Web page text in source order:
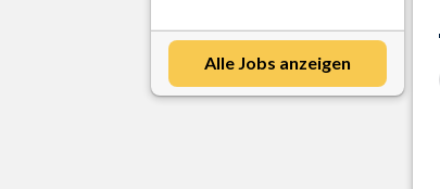
Alle Jobs anzeigen